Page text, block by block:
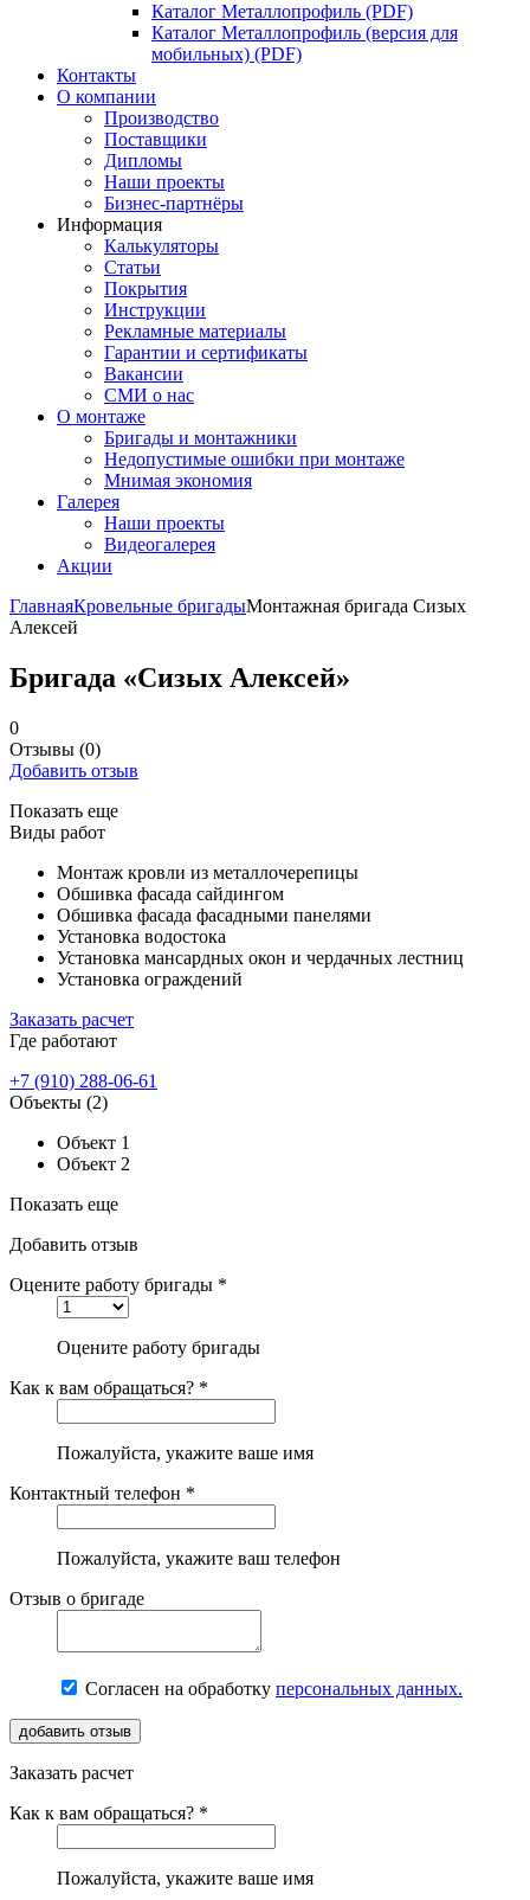
Каталог Металлопрофиль (PDF)
Каталог Металлопрофиль (версия для
мобильных) (PDF)
Контакты
О компании
Производство
Поставщики
Дипломы
Наши проекты
Бизнес-партнёры
Информация
Калькуляторы
Статьи
Покрытия
Инструкции
Рекламные материалы
Гарантии и сертификаты
Вакансии
СМИ о нас
О монтаже
Бригады и монтажники
Недопустимые ошибки при монтаже
Мнимая экономия
Галерея
Наши проекты
Видеогалерея
Акции
ГлавнаяКровельные бригадыМонтажная бригада Сизых
Алексей
Бригада «Сизых Алексей»
0
Отзывы (0)
Добавить отзыв
Показать еще
Виды работ
Монтаж кровли из металлочерепицы
Обшивка фасада сайдингом
Обшивка фасада фасадными панелями
Установка водостока
Установка мансардных окон и чердачных лестниц
Установка ограждений
Заказать расчет
Где работают
+7 (910) 288-06-61
Объекты (2)
Объект 1
Объект 2
Показать еще
Добавить отзыв
Оцените работу бригады *
Оцените работу бригады
Как к вам обращаться? *
Пожалуйста, укажите ваше имя
Контактный телефон *
Пожалуйста, укажите ваш телефон
Отзыв о бригаде
Согласен на обработку персональных данных.
Заказать расчет
Как к вам обращаться? *
Пожалуйста, укажите ваше имя